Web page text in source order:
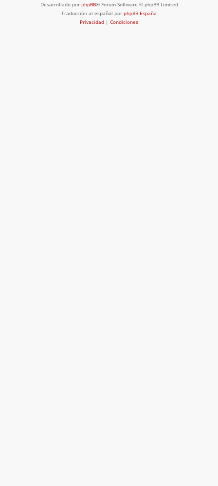
Desarrollado por phpBB® Forum Software © phpBB Limited
Traducción al español por phpBB España
Privacidad | Condiciones